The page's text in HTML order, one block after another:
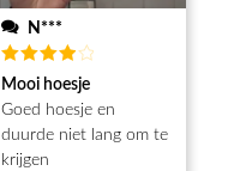
N***
Waardering
4 uit 5
Mooi hoesje
Goed hoesje en
duurde niet lang om te
krijgen